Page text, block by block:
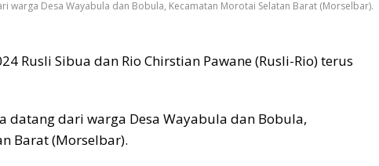
warga Desa Wayabula dan Bobula, Kecamatan Morotai Selatan Barat (Morselbar).
Rusli Sibua dan Rio Chirstian Pawane (Rusli-Rio) terus
datang dari warga Desa Wayabula dan Bobula,
Barat (Morselbar).